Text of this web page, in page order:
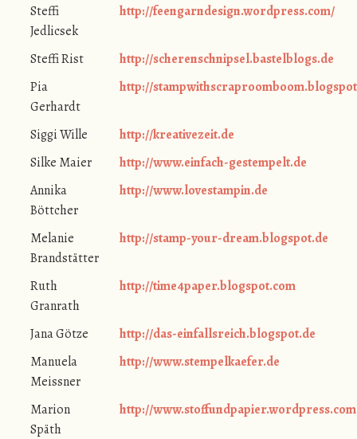
Steffi
Jedlicsek
http://feengarndesign.wordpress.com/
Steffi Rist
http://scherenschnipsel.bastelblogs.de
Pia
Gerhardt
http://
Siggi Wille
http://kreativezeit.de
Silke Maier
http://www.einfach-gestempelt.de
Annika
Böttcher
http://www.lovestampin.de
Melanie
Brandstätter
http://stamp-your-dream.blogspot.de
Ruth
Granrath
http://time4paper.blogspot.com
Jana Götze
http://das-einfallsreich.blogspot.de
Manuela
Meissner
http://www.stempelkaefer.de
Marion
Späth
http://www.stoffundpapier.wordpress.com